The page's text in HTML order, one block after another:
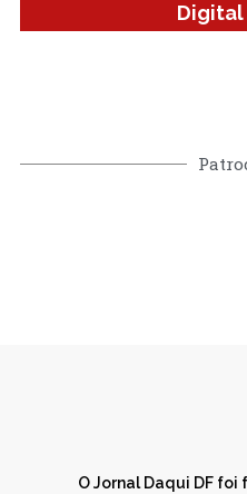
Digital
O Jornal Daqui DF foi